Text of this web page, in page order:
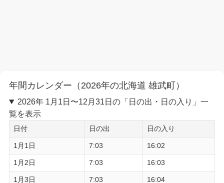
年間カレンダー（2026年の北海道 雄武町）
2026年 1月1日〜12月31日の「日の出・日の入り」一
覧を表示
日付 日の出 日の入り
1月1日 7:03 16:02
1月2日 7:03 16:03
1月3日 7:03 16:04